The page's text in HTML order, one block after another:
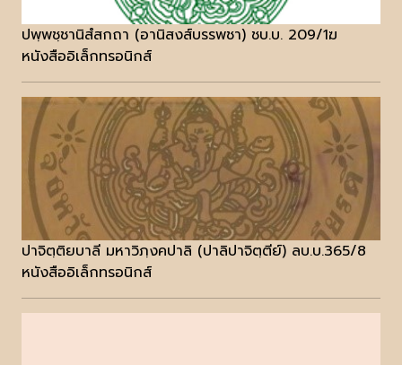
ปพฺพชฺชานิสํสกถา (อานิสงส์บรรพชา) ชบ.บ. 209/1ฆ
หนังสืออิเล็กทรอนิกส์
ปาจิตฺติยบาลี มหาวิภฺงคปาลิ (ปาลิปาจิตฺตีย์) ลบ.บ.365/8
หนังสืออิเล็กทรอนิกส์